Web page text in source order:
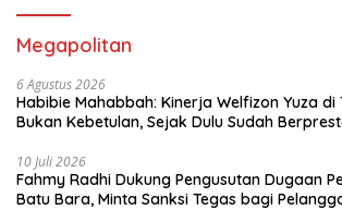
Megapolitan
6 Agustus 2026
Habibie Mahabbah: Kinerja Welfizon Yuza
Bukan Kebetulan, Sejak Dulu Sudah
10 Juli 2026
Fahmy Radhi Dukung Pengusutan Dugaan
Batu Bara, Minta Sanksi Tegas bagi